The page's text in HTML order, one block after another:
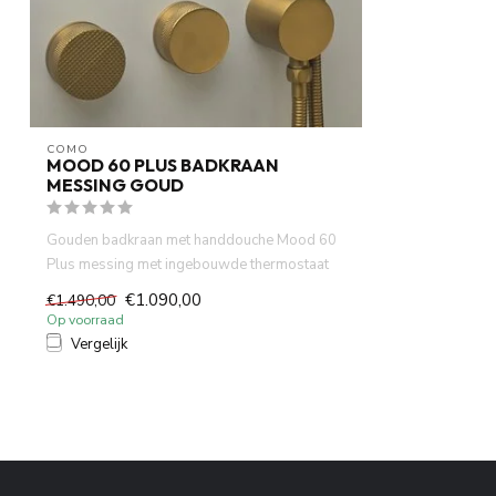
Garantie
COMO
MOOD 60 PLUS BADKRAAN
MESSING GOUD
Gouden badkraan met handdouche Mood 60
Plus messing met ingebouwde thermostaat
€1.490,00 €1.090,00
Op voorraad
Vergelijk